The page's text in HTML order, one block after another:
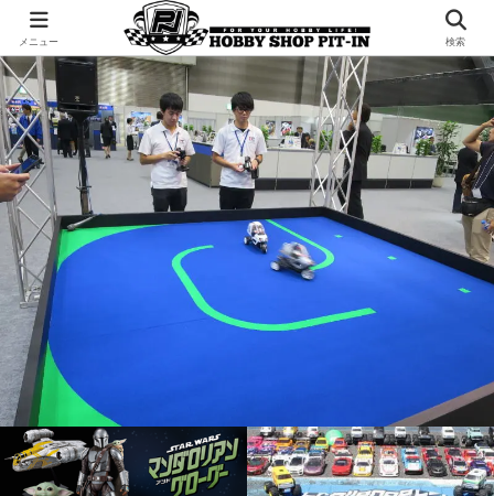
千葉県君津市でラジコンやプラモデルを販売。 ピットインのウェブサイトです
メニュー 検索